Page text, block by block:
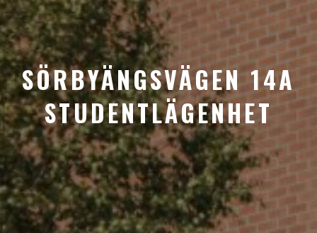
SÖRBYÄNGSVÄGEN 14A
STUDENTLÄGENHET